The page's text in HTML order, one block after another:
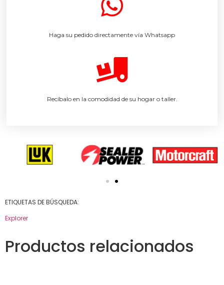
Haga su pedido directamente vía Whatsapp
Recíbalo en la comodidad de su hogar o taller.
ETIQUETAS DE BÚSQUEDA:
Explorer
Productos relacionados